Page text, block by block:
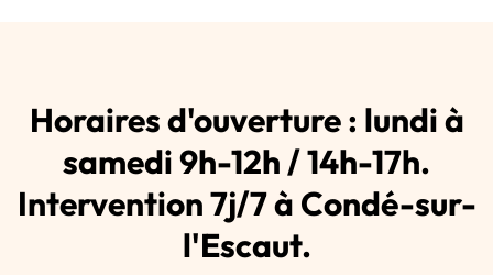
Horaires d'ouverture : lundi à
samedi 9h-12h / 14h-17h.
Intervention 7j/7 à Condé-sur-
l'Escaut.